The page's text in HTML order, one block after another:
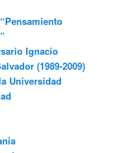
Ignacio
(1989-2009)
Universidad